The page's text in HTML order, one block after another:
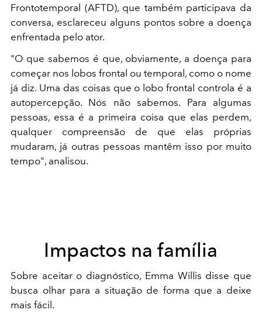
Frontotemporal (AFTD), que também participava da
conversa, esclareceu alguns pontos sobre a doença
enfrentada pelo ator.
"O que sabemos é que, obviamente, a doença para
começar nos lobos frontal ou temporal, como o nome
já diz. Uma das coisas que o lobo frontal controla é a
autopercepção. Nós não sabemos. Para algumas
pessoas, essa é a primeira coisa que elas perdem,
qualquer compreensão de que elas próprias
mudaram, já outras pessoas mantêm isso por muito
tempo", analisou.
Impactos na família
Sobre aceitar o diagnóstico, Emma Willis disse que
busca olhar para a situação de forma que a deixe
mais fácil.